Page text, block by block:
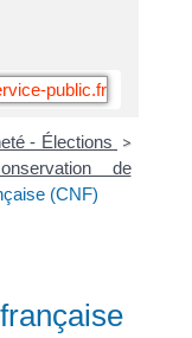
- Élections >
de
(CNF)